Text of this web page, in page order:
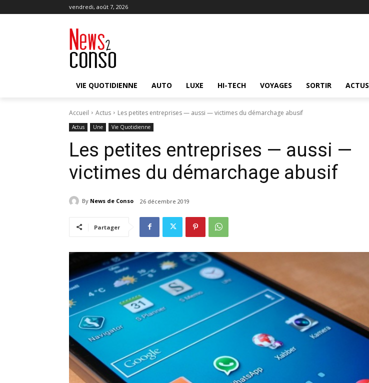
vendredi, août 7, 2026
VIE QUOTIDIENNE AUTO LUXE HI-TECH VOYAGES SORTIR ACTUS
Accueil Actus Les petites entreprises — aussi — victimes du démarchage abusif
Actus Une Vie Quotidienne
Les petites entreprises — aussi —
victimes du démarchage abusif
By News de Conso 26 décembre 2019
Partager